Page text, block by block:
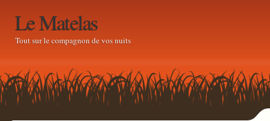
Le Matelas
Tout sur le compagnon de vos nuits